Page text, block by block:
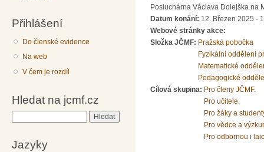
Přihlášení
Do členské evidence
Na web
V čem je rozdíl
Hledat na jcmf.cz
Jazyky
Posluchárna Václava Dolejška na
Datum konání: 12. Březen 2025 -
Webové stránky akce:
Složka JČMF: Pražská pobočka
Fyzikální oddělení
Matematické
Pedagogické
Cílová skupina: Pro členy JČMF.
Pro učitele.
Pro žáky a
Pro vědce a
Pro odbornou i